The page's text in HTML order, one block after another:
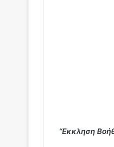
“Εκκληση